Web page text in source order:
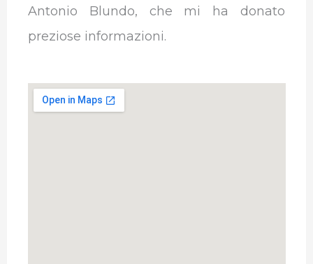
Antonio Blundo, che mi ha donato
preziose informazioni.